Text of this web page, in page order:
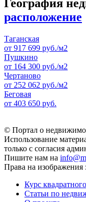
География
расположение
Таганская
от 917 699 руб./м2
Пушкино
от 164 300 руб./м2
Чертаново
от 252 062 руб./м2
Беговая
от 403 650 руб.
© Портал о
Использование
только с согласия
Пишите нам на
Права на
Курс
Статьи по